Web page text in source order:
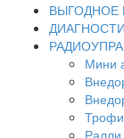
ВЫГОДНОЕ
Мини